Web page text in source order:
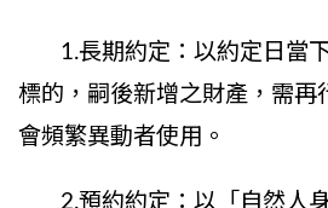
1.長期約定：以約定日當下
標的，嗣後新增之財產，需再
會頻繁異動者使用。
2.預約約定：以「自然人身